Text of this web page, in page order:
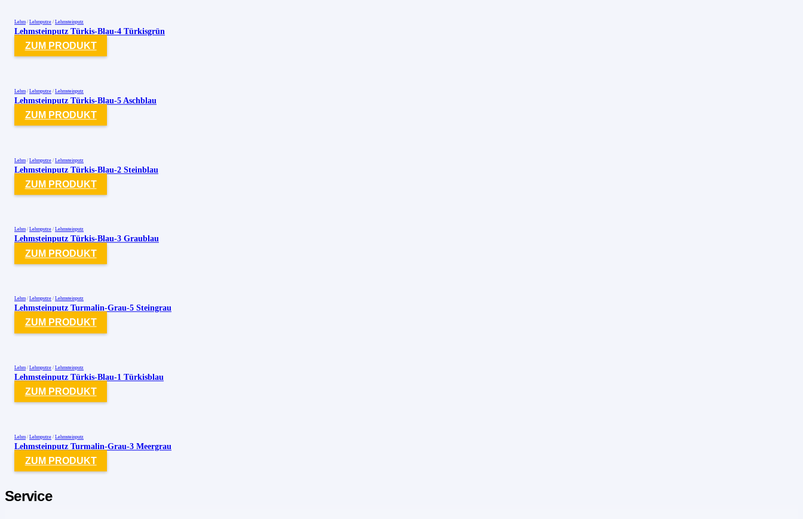
Lehm / Lehmputze / Lehmsteinputz
Lehmsteinputz Türkis-Blau-4 Türkisgrün
ZUM PRODUKT
Lehm / Lehmputze / Lehmsteinputz
Lehmsteinputz Türkis-Blau-5 Aschblau
ZUM PRODUKT
Lehm / Lehmputze / Lehmsteinputz
Lehmsteinputz Türkis-Blau-2 Steinblau
ZUM PRODUKT
Lehm / Lehmputze / Lehmsteinputz
Lehmsteinputz Türkis-Blau-3 Graublau
ZUM PRODUKT
Lehm / Lehmputze / Lehmsteinputz
Lehmsteinputz Turmalin-Grau-5 Steingrau
ZUM PRODUKT
Lehm / Lehmputze / Lehmsteinputz
Lehmsteinputz Türkis-Blau-1 Türkisblau
ZUM PRODUKT
Lehm / Lehmputze / Lehmsteinputz
Lehmsteinputz Turmalin-Grau-3 Meergrau
ZUM PRODUKT
Service